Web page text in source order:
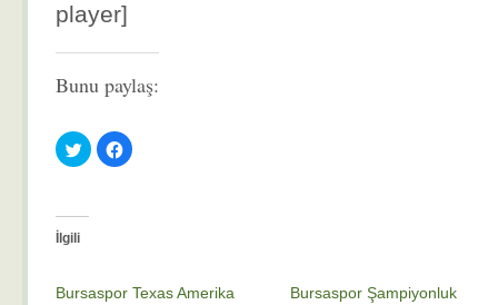
player]
Bunu paylaş:
Twitter
üzerinde
paylaşmak
(Yeni
Facebook'ta
paylaşmak
İlgili
Bursaspor Texas Amerika
Bursaspor Şampiyonluk